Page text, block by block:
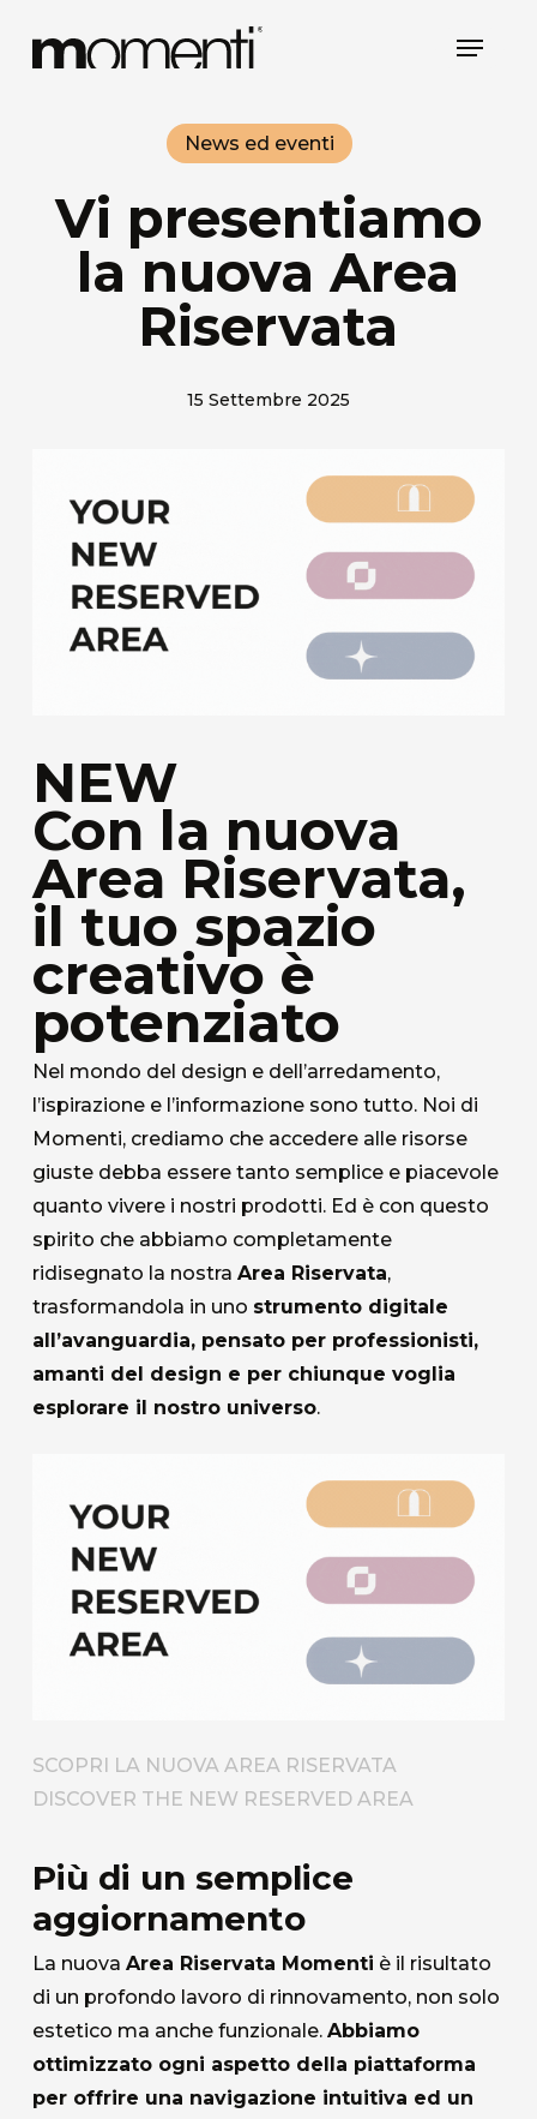
Menu
News ed eventi
Vi presentiamo
la nuova Area
Riservata
15 Settembre 2025
NEW
Con la nuova
Area Riservata,
il tuo spazio
creativo è
potenziato
Nel mondo del design e dell’arredamento,
l’ispirazione e l’informazione sono tutto. Noi di
Momenti, crediamo che accedere alle risorse
giuste debba essere tanto semplice e piacevole
quanto vivere i nostri prodotti. Ed è con questo
spirito che abbiamo completamente
ridisegnato la nostra Area Riservata,
trasformandola in uno strumento digitale
all’avanguardia, pensato per professionisti,
amanti del design e per chiunque voglia
esplorare il nostro universo.
SCOPRI LA NUOVA AREA RISERVATA
DISCOVER THE NEW RESERVED AREA
Più di un semplice
aggiornamento
La nuova Area Riservata Momenti è il risultato
di un profondo lavoro di rinnovamento, non solo
estetico ma anche funzionale. Abbiamo
ottimizzato ogni aspetto della piattaforma
per offrire una navigazione intuitiva ed un